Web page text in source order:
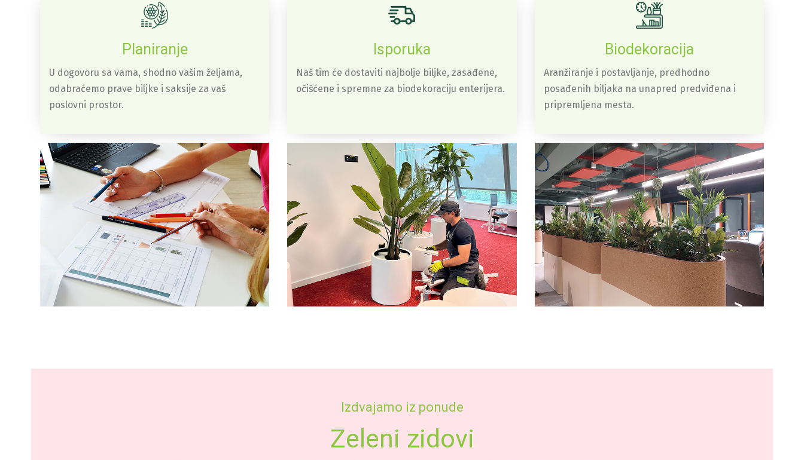
Planiranje
U dogovoru sa vama, shodno vašim željama,
odabraćemo prave biljke i saksije za vaš
poslovni prostor.
Isporuka
Naš tim će dostaviti najbolje biljke, zasađene,
očišćene i spremne za biodekoraciju enterijera.
Biodekoracija
Aranžiranje i postavljanje, predhodno
posađenih biljaka na unapred predviđena i
pripremljena mesta.
Izdvajamo iz ponude
Zeleni zidovi